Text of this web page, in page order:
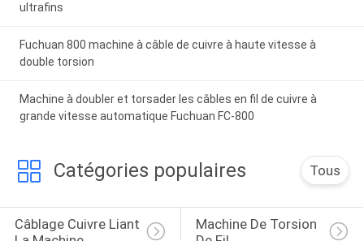
ultrafins
Fuchuan 800 machine à câble de cuivre à haute vitesse à
double torsion
Machine à doubler et torsader les câbles en fil de cuivre à
grande vitesse automatique Fuchuan FC-800
Catégories populaires Tous
Câblage Cuivre Liant
Machine De Torsion